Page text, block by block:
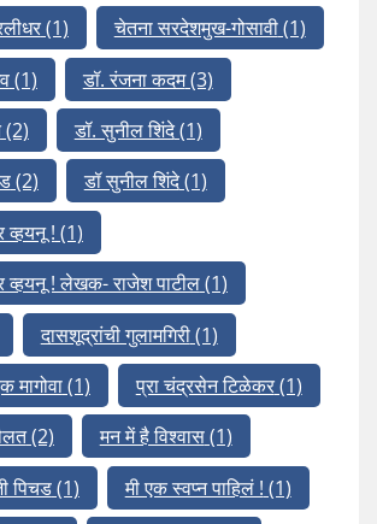
(1) चेतना सरदेशमुख-गोसावी(1)
(1) डॉ. रंजना कदम(3)
(2) डॉ. सुनील शिंदे(1)
(2) डॉ सुनील शिंदे(1)
व्हयनू ! (1)
व्हयनू ! लेखक- राजेश पाटील(1)
दासशूद्रांची गुलामगिरी(1)
मागोवा(1) प्रा चंद्रसेन टिळेकर(1)
(2) मन में है विश्वास(1)
पिचड(1) मी एक स्वप्न पाहिलं ! (1)